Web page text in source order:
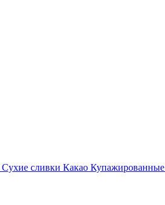
Сухие сливки Какао